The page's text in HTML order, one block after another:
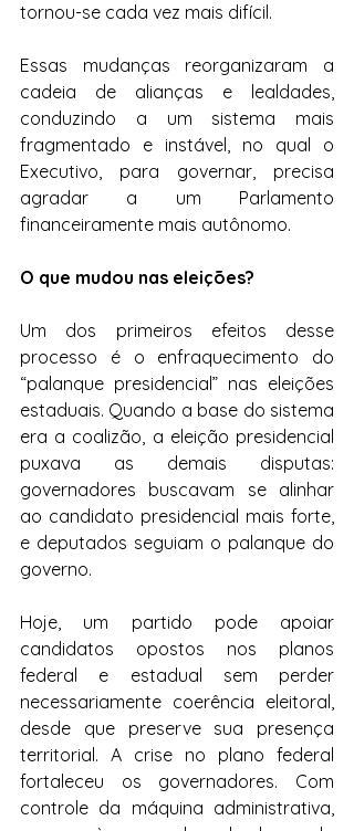
tornou-se cada vez mais difícil.
Essas mudanças reorganizaram a
cadeia de alianças e lealdades,
conduzindo a um sistema mais
fragmentado e instável, no qual o
Executivo, para governar, precisa
agradar a um Parlamento
financeiramente mais autônomo.
O que mudou nas eleições?
Um dos primeiros efeitos desse
processo é o enfraquecimento do
“palanque presidencial” nas eleições
estaduais. Quando a base do sistema
era a coalizão, a eleição presidencial
puxava as demais disputas:
governadores buscavam se alinhar
ao candidato presidencial mais forte,
e deputados seguiam o palanque do
governo.
Hoje, um partido pode apoiar
candidatos opostos nos planos
federal e estadual sem perder
necessariamente coerência eleitoral,
desde que preserve sua presença
territorial. A crise no plano federal
fortaleceu os governadores. Com
controle da máquina administrativa,